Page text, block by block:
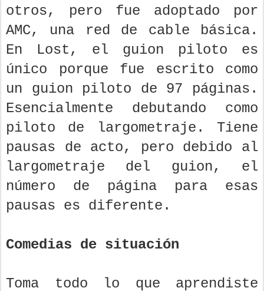
otros, pero fue adoptado por
AMC, una red de cable básica.
En Lost, el guion piloto es
único porque fue escrito como
un guion piloto de 97 páginas.
Esencialmente debutando como
piloto de largometraje. Tiene
pausas de acto, pero debido al
largometraje del guion, el
número de página para esas
pausas es diferente.
Comedias de situación
Toma todo lo que aprendiste